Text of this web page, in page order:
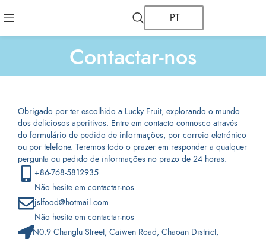
PT
Contactar-nos
Obrigado por ter escolhido a Lucky Fruit, explorando o mundo
dos deliciosos aperitivos. Entre em contacto connosco através
do formulário de pedido de informações, por correio eletrónico
ou por telefone. Teremos todo o prazer em responder a qualquer
pergunta ou pedido de informações no prazo de 24 horas.
+86-768-5812935
Não hesite em contactar-nos
jslfood@hotmail.com
Não hesite em contactar-nos
N0.9 Changlu Street, Caiwen Road, Chaoan District,